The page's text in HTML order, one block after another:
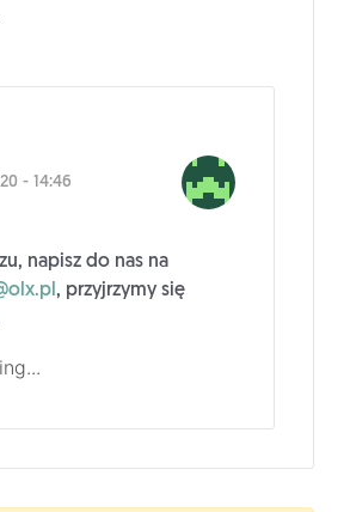
- 14:46
napisz do nas na
, przyjrzymy się